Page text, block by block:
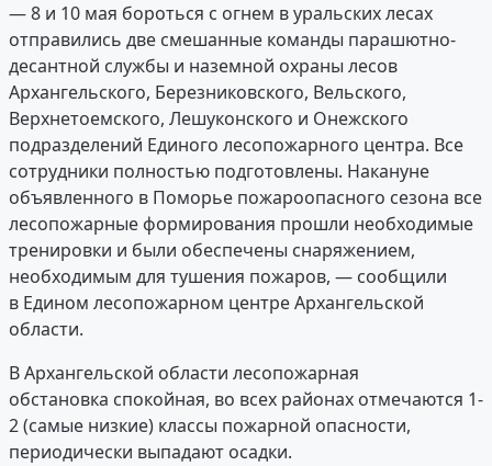
— 8 и 10 мая бороться с огнем в уральских лесах
отправились две смешанные команды парашютно-
десантной службы и наземной охраны лесов
Архангельского, Березниковского, Вельского,
Верхнетоемского, Лешуконского и Онежского
подразделений Единого лесопожарного центра. Все
сотрудники полностью подготовлены. Накануне
объявленного в Поморье пожароопасного сезона все
лесопожарные формирования прошли необходимые
тренировки и были обеспечены снаряжением,
необходимым для тушения пожаров, — сообщили
в Едином лесопожарном центре Архангельской
области.
В Архангельской области лесопожарная
обстановка спокойная, во всех районах отмечаются 1-
2 (самые низкие) классы пожарной опасности,
периодически выпадают осадки.